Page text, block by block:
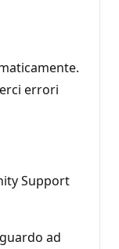
errori
Support
ad